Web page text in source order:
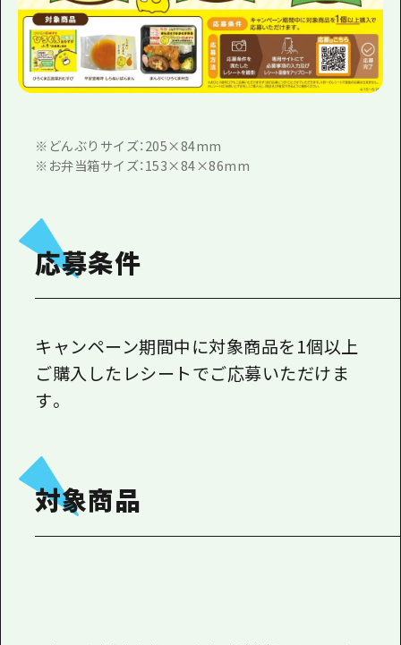
よくあるご質問
メディア掲載情報
フォトダウンロード
※どんぶりサイズ：205×84mm
※お弁当箱サイズ：153×84×86mm
応募条件
キャンペーン期間中に対象商品を1個以上
ご購入したレシートでご応募いただけま
す。
対象商品